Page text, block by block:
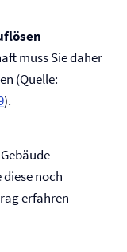
muss Sie daher
(Quelle:
).
Gebäude­
noch
erfahren